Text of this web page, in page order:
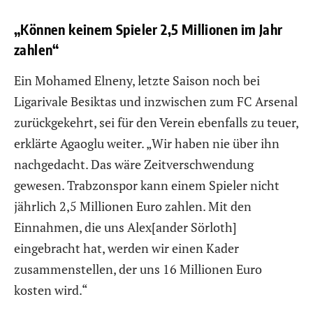
„Können keinem Spieler 2,5 Millionen im Jahr
zahlen“
Ein Mohamed Elneny, letzte Saison noch bei
Ligarivale Besiktas und inzwischen zum FC Arsenal
zurückgekehrt, sei für den Verein ebenfalls zu teuer,
erklärte Agaoglu weiter. „Wir haben nie über ihn
nachgedacht. Das wäre Zeitverschwendung
gewesen. Trabzonspor kann einem Spieler nicht
jährlich 2,5 Millionen Euro zahlen. Mit den
Einnahmen, die uns Alex[ander Sörloth]
eingebracht hat, werden wir einen Kader
zusammenstellen, der uns 16 Millionen Euro
kosten wird.“